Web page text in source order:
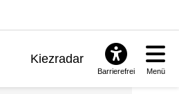
Kiezradar
Barrierefrei Menü